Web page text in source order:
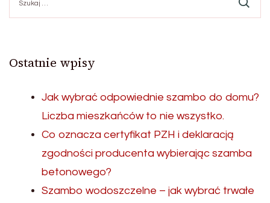
Ostatnie wpisy
Jak wybrać odpowiednie szambo do domu?
Liczba mieszkańców to nie wszystko.
Co oznacza certyfikat PZH i deklaracją
zgodności producenta wybierając szamba
betonowego?
Szambo wodoszczelne – jak wybrać trwałe